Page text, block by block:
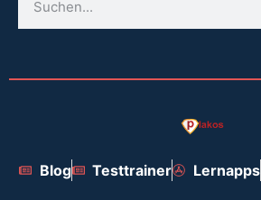
Blog Testtrainer Lernapps